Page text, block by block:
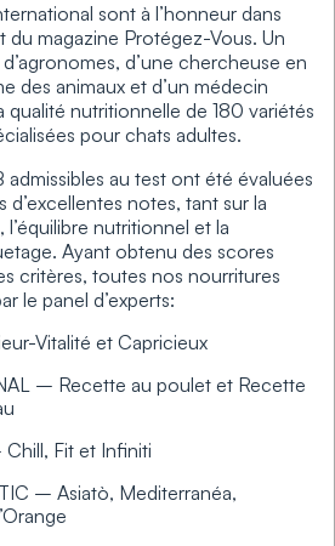
sont à l’honneur dans
du magazine Protégez-Vous. Un
d’une chercheuse en
des animaux et d’un médecin
qualité nutritionnelle de 180 variétés
pour chats adultes.
admissibles au test ont été évaluées
notes, tant sur la
nutritionnel et la
Ayant obtenu des scores
critères, toutes nos nourritures
le panel d’experts:
Vitalité et Capricieux
– Recette au poulet et Recette
Fit et Infiniti
– Asiatò, Mediterranéa,